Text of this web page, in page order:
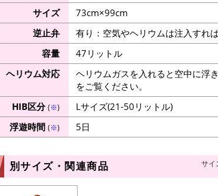
サイズ
73cm×99cm
逆止弁
有り：空気やヘリウムは注入すれ
容量
47リットル
ヘリウム対応
ヘリウムガスを入れると空中に浮
をご覧ください。
HIB区分(※)
Lサイズ(21-50リットル)
浮遊時間 (※) 5日
別サイズ・関連商品 サイ